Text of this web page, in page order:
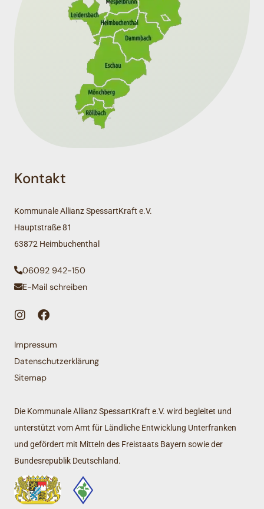
Kontakt
Kommunale Allianz SpessartKraft e.V.
Hauptstraße 81
63872 Heimbuchenthal
06092 942-150
E-Mail schreiben
Impressum
Datenschutzerklärung
Sitemap
Die Kommunale Allianz SpessartKraft e.V. wird begleitet und
unterstützt vom Amt für Ländliche Entwicklung Unterfranken
und gefördert mit Mitteln des Freistaats Bayern sowie der
Bundesrepublik Deutschland.